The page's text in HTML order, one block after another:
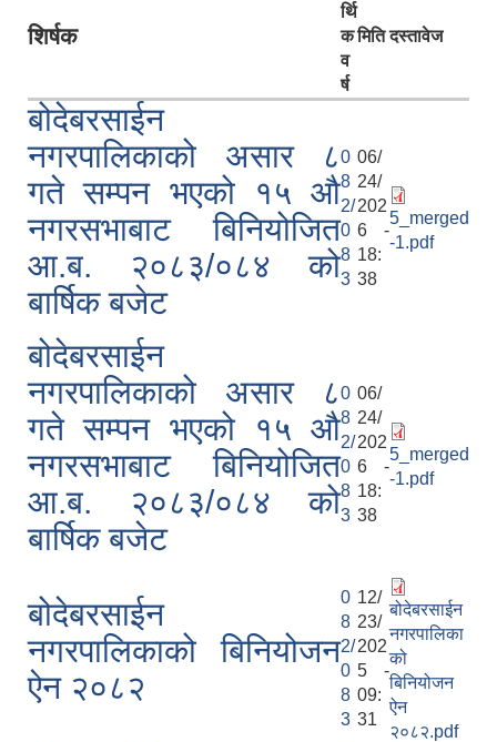
शिर्षक
र्थि
क
व
र्ष
मिति दस्तावेज
बोदेबरसाईन
नगरपालिकाको असार ८
गते सम्पन भएको १५ ‍‍‍औ
नगरसभाबाट बिनियोजित
आ.ब. २०८३/०८४ को
बार्षिक बजेट
0
8
2/
0
8
3
06/
24/
202
6 -
18:
38
5_merged
-1.pdf
बोदेबरसाईन
नगरपालिकाको असार ८
गते सम्पन भएको १५ ‍‍‍औ
नगरसभाबाट बिनियोजित
आ.ब. २०८३/०८४ को
बार्षिक बजेट
0
8
2/
0
8
3
06/
24/
202
6 -
18:
38
5_merged
-1.pdf
बोदेबरसाईन
नगरपालिकाको बिनियोजन
ऐन २०८२
0
8
2/
0
8
3
12/
23/
202
5 -
09:
31
बोदेबरसाईन
नगरपालिका
को
बिनियोजन
ऐन
२०८२.pdf